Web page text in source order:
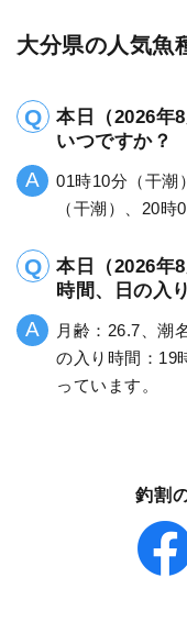
大分県の人気魚
本日（2026年
いつですか？
01時10分（干潮
（干潮）、20時
本日（2026年
時間、日の入
月齢：26.7、潮
の入り時間：19
っています。
釣割